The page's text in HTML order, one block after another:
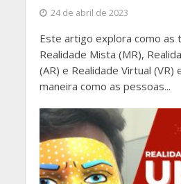
24 de abril de 2023
Este artigo explora como as
Realidade Mista (MR),
(AR) e Realidade Virtual (VR)
maneira como as pessoas...